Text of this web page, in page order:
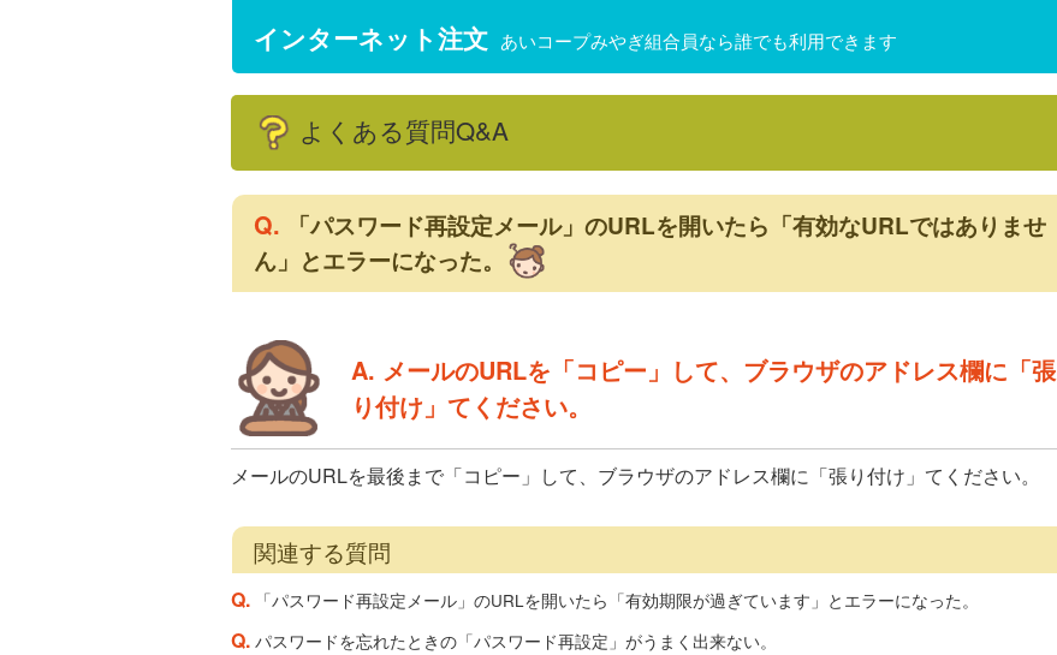
インターネット注文 あいコープみやぎ組合員なら誰でも利用できます
よくある質問Q&A
Q.
「パスワード再設定メール」のURLを開いたら「有効なURLではありませ
ん」とエラーになった。
A. メールのURLを「コピー」して、ブラウザのアドレス欄に「張
り付け」てください。
メールのURLを最後まで「コピー」して、ブラウザのアドレス欄に「張り付け」てください。
関連する質問
Q. 「パスワード再設定メール」のURLを開いたら「有効期限が過ぎています」とエラーになった。
Q. パスワードを忘れたときの「パスワード再設定」がうまく出来ない。